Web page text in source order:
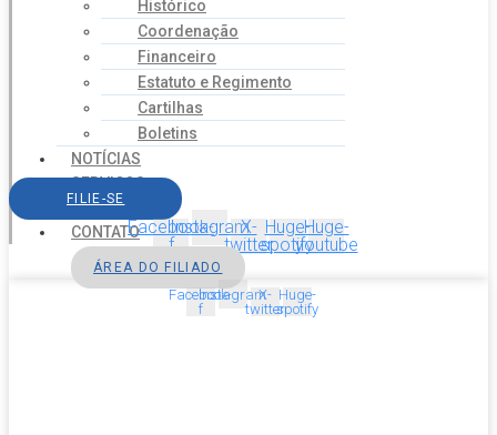
Histórico
Coordenação
Financeiro
Estatuto e Regimento
Cartilhas
Boletins
NOTÍCIAS
SERVIÇOS
AGENDA
CONTATO
FILIE-SE
Facebook-
f
InstagramX-
twitter
Huge-
spotify
Huge-
youtube
ÁREA DO FILIADO
Facebook-
f
InstagramX-
twitter
Huge-
spotify